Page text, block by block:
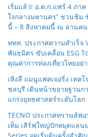
เริ่มแล้ว! อ.ต.ก.แฟร์ 4 ภา
ใจกลางมหานคร” ชวนชิม
นี้ – 8 สิงหาคมนี้ ณ ลานคน
ททท. ประกาศความสำเร็จ
พันธมิตร ขับเคลื่อน ESG
คุณค่าการท่องเที่ยวไทยอย่
เหิงลี่ แมนูแฟคเจอริ่ง เทค
ชลบุรี เดินหน้าขยายฐานก
แกร่งยุทธศาสตร์ระดับโลก
TECNO ประกาศทรานส์ฟ
เท็ม เสิร์ฟใหญ่ปักหมุดแลน